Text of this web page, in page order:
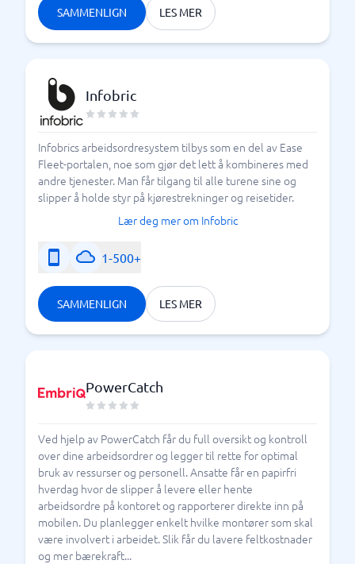
SAMMENLIGN LES MER
Infobric
Infobrics arbeidsordresystem tilbys som en del av Ease
Fleet-portalen, noe som gjør det lett å kombineres med
andre tjenester. Man får tilgang til alle turene sine og
slipper å holde styr på kjørestrekninger og reisetider.
Lær deg mer om Infobric
1-500+
SAMMENLIGN LES MER
PowerCatch
Ved hjelp av PowerCatch får du full oversikt og kontroll
over dine arbeidsordrer og legger til rette for optimal
bruk av ressurser og personell. Ansatte får en papirfri
hverdag hvor de slipper å levere eller hente
arbeidsordre på kontoret og rapporterer direkte inn på
mobilen. Du planlegger enkelt hvilke montører som skal
være involvert i arbeidet. Slik får du lavere feltkostnader
og mer bærekraft...